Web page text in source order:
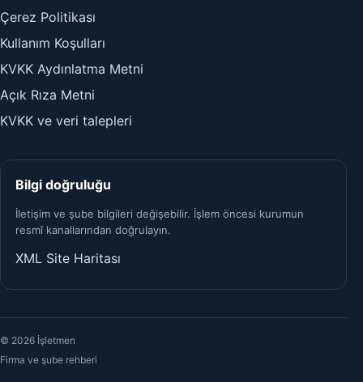
Çerez Politikası
Kullanım Koşulları
KVKK Aydınlatma Metni
Açık Rıza Metni
KVKK ve veri talepleri
Bilgi doğruluğu
İletişim ve şube bilgileri değişebilir. İşlem öncesi kurumun
resmî kanallarından doğrulayın.
XML Site Haritası
© 2026 İşletmen
Firma ve şube rehberi